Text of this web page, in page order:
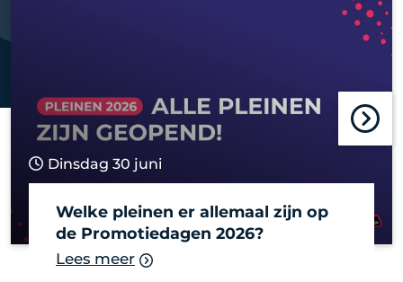
Dinsdag 30 juni
Welke pleinen er allemaal zijn op
de Promotiedagen 2026?
Lees meer